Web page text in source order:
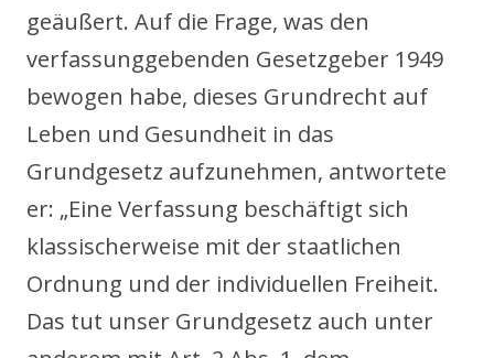
geäußert. Auf die Frage, was den
verfassunggebenden Gesetzgeber 1949
bewogen habe, dieses Grundrecht auf
Leben und Gesundheit in das
Grundgesetz aufzunehmen, antwortete
er: „Eine Verfassung beschäftigt sich
klassischerweise mit der staatlichen
Ordnung und der individuellen Freiheit.
Das tut unser Grundgesetz auch unter